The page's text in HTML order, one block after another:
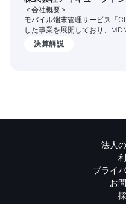
＜会社概要＞
モバイル端末管理サービス「
した事業を展開しており、
て、2011年度から15年連続で
決算解説
法人
プライ
お